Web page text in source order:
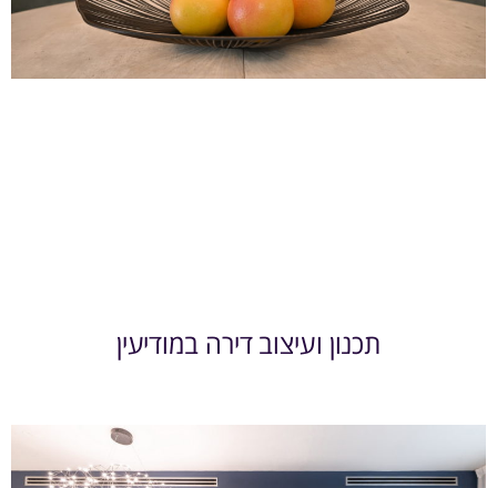
תכנון ועיצוב דירה במודיעין